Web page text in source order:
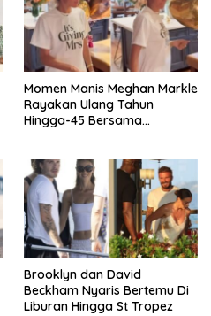
Momen Manis Meghan Markle
Rayakan Ulang Tahun
Hingga-45 Bersama
Brooklyn dan David
Beckham Nyaris Bertemu Di
Liburan Hingga St Tropez